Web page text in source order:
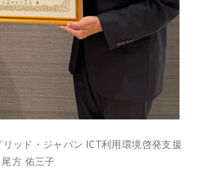
ッド・ジャパン ICT利用環境啓発支援
方 佑三子